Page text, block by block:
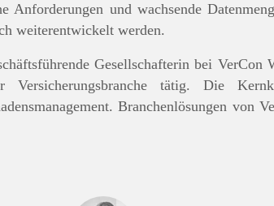
Anforderungen und wachsende
weiterentwickelt werden.
Gesellschafterin bei
tätig. Die
Branchenlösungen von